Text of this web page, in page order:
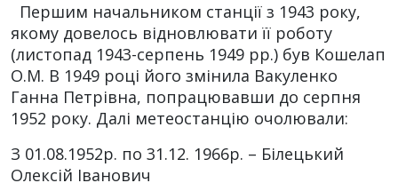
Першим начальником станції з 1943 року,
якому довелось відновлювати її роботу
(листопад 1943-серпень 1949 рр.) був Кошелап
О.М. В 1949 році його змінила Вакуленко
Ганна Петрівна, попрацювавши до серпня
1952 року. Далі метеостанцію очолювали:
З 01.08.1952р. по 31.12. 1966р. – Білецький
Олексій Іванович